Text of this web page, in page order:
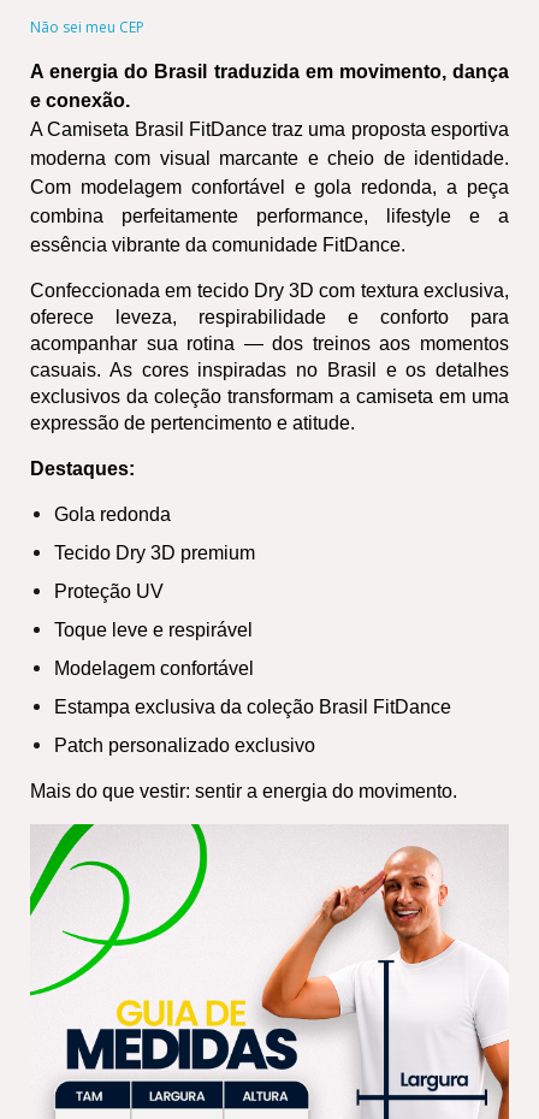
Não sei meu CEP
A energia do Brasil traduzida em movimento, dança
e conexão.
A Camiseta Brasil FitDance traz uma proposta esportiva
moderna com visual marcante e cheio de identidade.
Com modelagem confortável e gola redonda, a peça
combina perfeitamente performance, lifestyle e a
essência vibrante da comunidade FitDance.
Confeccionada em tecido Dry 3D com textura exclusiva,
oferece leveza, respirabilidade e conforto para
acompanhar sua rotina — dos treinos aos momentos
casuais. As cores inspiradas no Brasil e os detalhes
exclusivos da coleção transformam a camiseta em uma
expressão de pertencimento e atitude.
Destaques:
Gola redonda
Tecido Dry 3D premium
Proteção UV
Toque leve e respirável
Modelagem confortável
Estampa exclusiva da coleção Brasil FitDance
Patch personalizado exclusivo
Mais do que vestir: sentir a energia do movimento.